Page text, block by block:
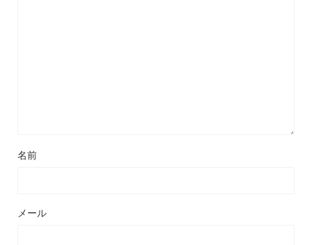
名前
メール